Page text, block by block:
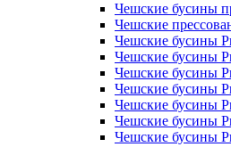
Чешские бусины
Чешские
Чешские бусины
Чешские бусины
Чешские бусины
Чешские бусины
Чешские бусины
Чешские бусины
Чешские бусины